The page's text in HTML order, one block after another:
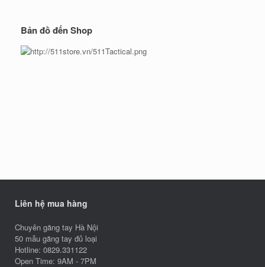
Bản đồ đến Shop
Liên hệ mua hàng
Chuyên găng tay Hà Nội
50 mẫu găng tay đủ loại
Hotline: 0829.331122
Open Time: 9AM - 7PM